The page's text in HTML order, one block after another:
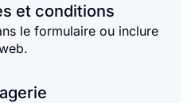
et conditions
le formulaire ou inclure